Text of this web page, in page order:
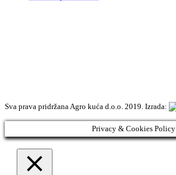
Sva prava pridržana Agro kuća d.o.o. 2019. Izrada:
Privacy & Cookies Policy